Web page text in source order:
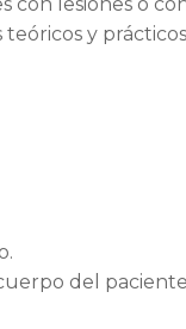
y
del